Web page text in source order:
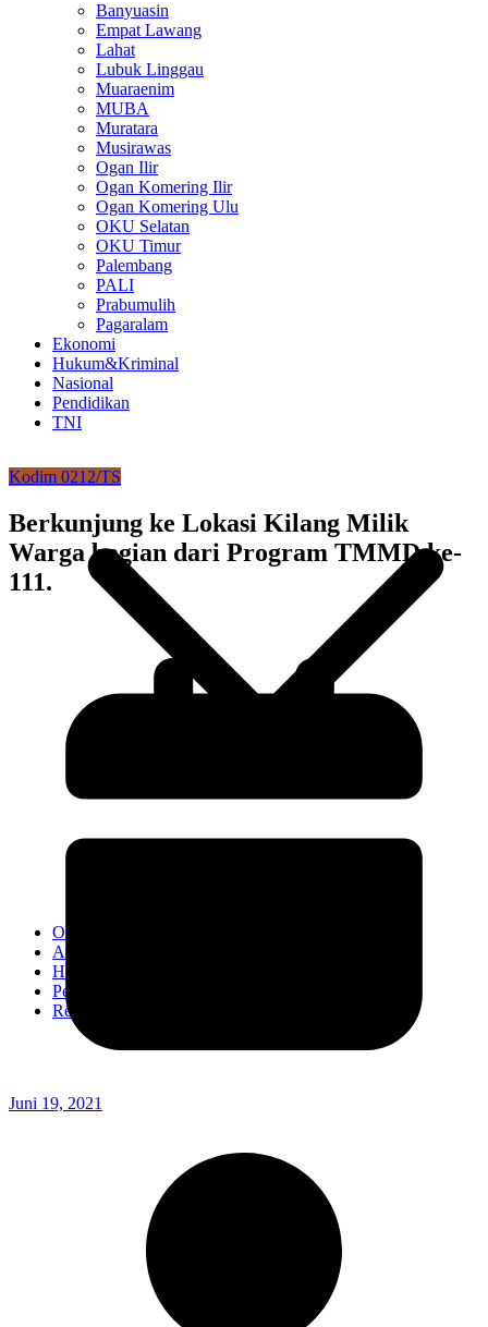
Banyuasin
Empat Lawang
Lahat
Lubuk Linggau
Muaraenim
MUBA
Muratara
Musirawas
Ogan Ilir
Ogan Komering Ilir
Ogan Komering Ulu
OKU Selatan
OKU Timur
Palembang
PALI
Prabumulih
Pagaralam
Ekonomi
Hukum&Kriminal
Nasional
Pendidikan
TNI
OPINI
Advertorial
Headline
Pedoman Media Ciber
Redaksi
Kodim 0212/TS
Berkunjung ke Lokasi Kilang Milik
Warga bagian dari Program TMMD ke-
111.
Juni 19, 2021